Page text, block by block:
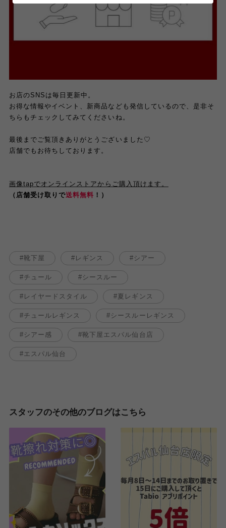
お店のSNSは毎日更新中。
お得な情報やイベント、新商品なども発信しているので、是非そ
ちらもチェックしてみてくださいね。
最後までご覧頂きありがとうございました♡
店舗でもお待ちしております。
画像tapでオンラインストアからご購入頂けます。
（店舗受け取りで送料無料 ！）
靴下屋 レギンス シアー
チュール シースルー
レイヤードスタイル 夏レギンス
チュールレギンス シースルーレギンス
シアー感 靴下屋エスパル仙台店
エスパル仙台
スタッフのその他のブログはこちら